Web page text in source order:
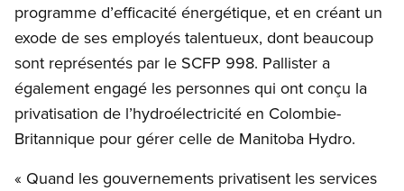
programme d’efficacité énergétique, et en créant un
exode de ses employés talentueux, dont beaucoup
sont représentés par le SCFP 998. Pallister a
également engagé les personnes qui ont conçu la
privatisation de l’hydroélectricité en Colombie-
Britannique pour gérer celle de Manitoba Hydro.
« Quand les gouvernements privatisent les services